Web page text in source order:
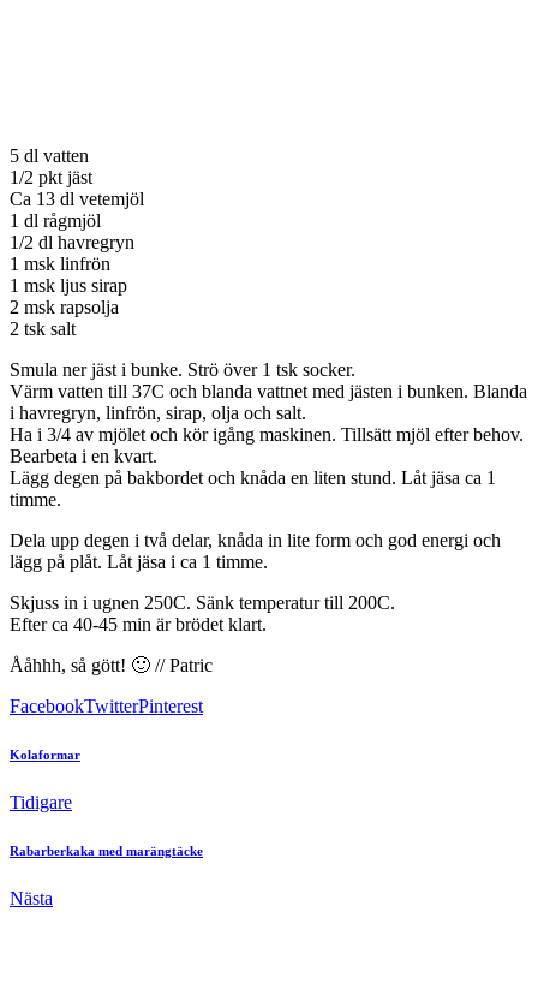
5 dl vatten
1/2 pkt jäst
Ca 13 dl vetemjöl
1 dl rågmjöl
1/2 dl havregryn
1 msk linfrön
1 msk ljus sirap
2 msk rapsolja
2 tsk salt
Smula ner jäst i bunke. Strö över 1 tsk socker.
Värm vatten till 37C och blanda vattnet med jästen i bunken. Blanda
i havregryn, linfrön, sirap, olja och salt.
Ha i 3/4 av mjölet och kör igång maskinen. Tillsätt mjöl efter behov.
Bearbeta i en kvart.
Lägg degen på bakbordet och knåda en liten stund. Låt jäsa ca 1
timme.
Dela upp degen i två delar, knåda in lite form och god energi och
lägg på plåt. Låt jäsa i ca 1 timme.
Skjuss in i ugnen 250C. Sänk temperatur till 200C.
Efter ca 40-45 min är brödet klart.
Ååhhh, så gött! 🙂 // Patric
FacebookTwitterPinterest
Kolaformar
Tidigare
Rabarberkaka med marängtäcke
Nästa